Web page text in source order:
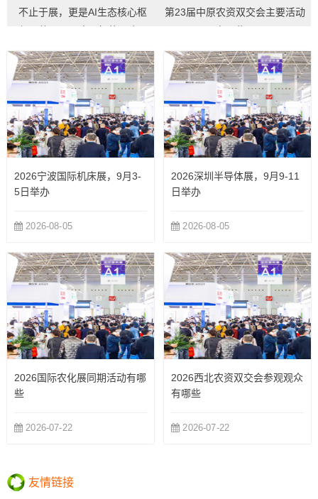
不止于展，更是AI生态核心枢
第23届中原农资双交会主要活动
2026宁波国际机床展，9月3-
5日举办
2026-08-05
2026深圳半导体展，9月9-11
日举办
2026-08-05
2026国际农化展同期活动有哪
些
2026-07-22
2026西北农资双交会参观观众
有哪些
2026-07-22
友情链接